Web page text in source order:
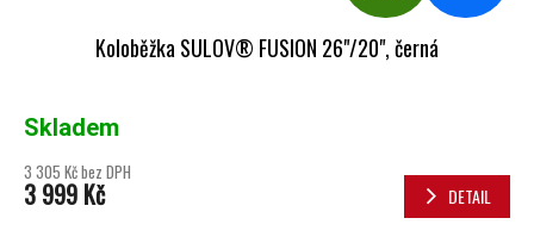
Koloběžka SULOV® FUSION 26"/20", černá
Skladem
3 305 Kč bez DPH
3 999 Kč DETAIL